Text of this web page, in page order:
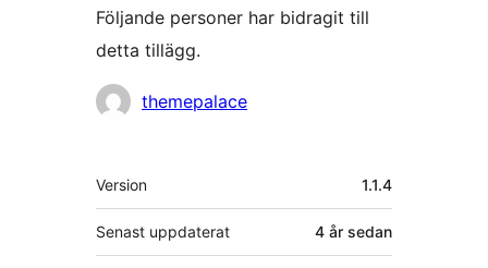
Följande personer har bidragit till
detta tillägg.
Bidragandethemepalace
Meta
Version 1.1.4
Senast uppdaterat 4 år sedan